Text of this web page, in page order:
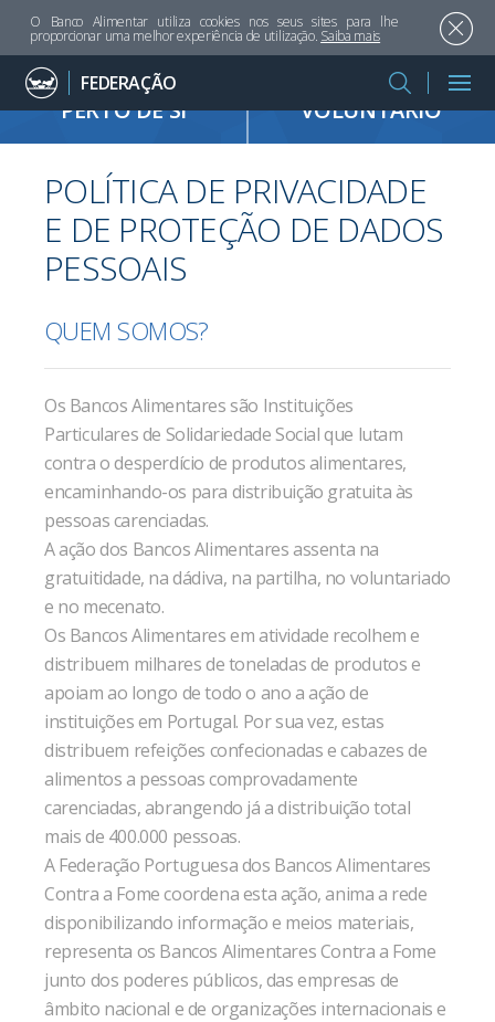
O Banco Alimentar utiliza cookies nos seus sites para lhe
proporcionar uma melhor experiência de utilização. Saiba mais
BANCOS
QUERO SER VOLUNTÁRIO
FEDERAÇÃO
ENCONTRE UM BANCO
PERTO DE SI
QUERO SER
VOLUNTÁRIO
POLÍTICA DE PRIVACIDADE
E DE PROTEÇÃO DE DADOS
PESSOAIS
QUEM SOMOS?
Os Bancos Alimentares são Instituições
Particulares de Solidariedade Social que lutam
contra o desperdício de produtos alimentares,
encaminhando-os para distribuição gratuita às
pessoas carenciadas.
A ação dos Bancos Alimentares assenta na
gratuitidade, na dádiva, na partilha, no voluntariado
e no mecenato.
Os Bancos Alimentares em atividade recolhem e
distribuem milhares de toneladas de produtos e
apoiam ao longo de todo o ano a ação de
instituições em Portugal. Por sua vez, estas
distribuem refeições confecionadas e cabazes de
alimentos a pessoas comprovadamente
carenciadas, abrangendo já a distribuição total
mais de 400.000 pessoas.
A Federação Portuguesa dos Bancos Alimentares
Contra a Fome coordena esta ação, anima a rede
disponibilizando informação e meios materiais,
representa os Bancos Alimentares Contra a Fome
junto dos poderes públicos, das empresas de
âmbito nacional e de organizações internacionais e